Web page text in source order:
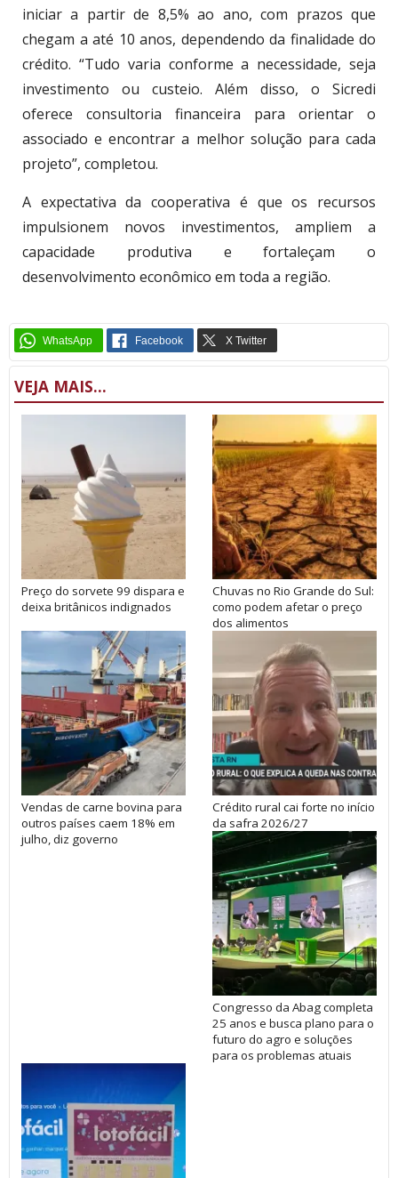
iniciar a partir de 8,5% ao ano, com prazos que
chegam a até 10 anos, dependendo da finalidade do
crédito. “Tudo varia conforme a necessidade, seja
investimento ou custeio. Além disso, o Sicredi
oferece consultoria financeira para orientar o
associado e encontrar a melhor solução para cada
projeto”, completou.
A expectativa da cooperativa é que os recursos
impulsionem novos investimentos, ampliem a
capacidade produtiva e fortaleçam o
desenvolvimento econômico em toda a região.
VEJA MAIS...
Preço do sorvete 99 dispara e
deixa britânicos indignados
Chuvas no Rio Grande do Sul:
como podem afetar o preço
dos alimentos
Vendas de carne bovina para
outros países caem 18% em
julho, diz governo
Crédito rural cai forte no início
da safra 2026/27
Congresso da Abag completa
25 anos e busca plano para o
futuro do agro e soluções
para os problemas atuais